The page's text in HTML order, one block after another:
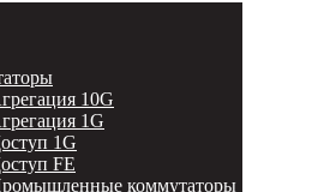
10G
1G
1G
FE
коммутаторы